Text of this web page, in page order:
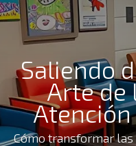
Saliendo
Arte de
Cómo transformar